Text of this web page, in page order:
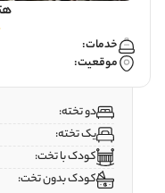
خدمات:
موقعیت:
دو تخته:
یک تخته:
کودک با تخت:
کودک بدون تخت: